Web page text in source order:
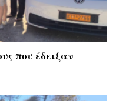
που έδειξαν